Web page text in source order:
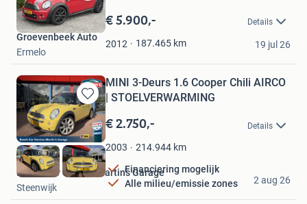
Bewaren
in
Mijn
Favorieten
€ 5.900,- Details
2012 187.465 km
Groevenbeek Auto
Ermelo
19 jul 26
Bewaren
in
Mijn
Favorieten
MINI 3-Deurs 1.6 Cooper Chili AIRCO
| STOELVERWARMING
€ 2.750,- Details
2003 214.944 km
Financiering mogelijk
Alle milieu/emissie zones
Bosch Car Service Martin's Garage
Steenwijk
2 aug 26